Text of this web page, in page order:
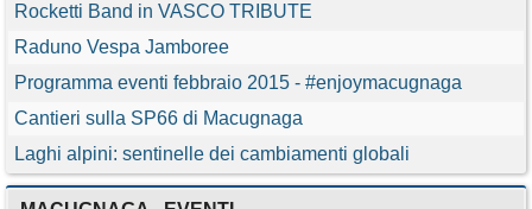
Rocketti Band in VASCO TRIBUTE
Raduno Vespa Jamboree
Programma eventi febbraio 2015 - #enjoymacugnaga
Cantieri sulla SP66 di Macugnaga
Laghi alpini: sentinelle dei cambiamenti globali